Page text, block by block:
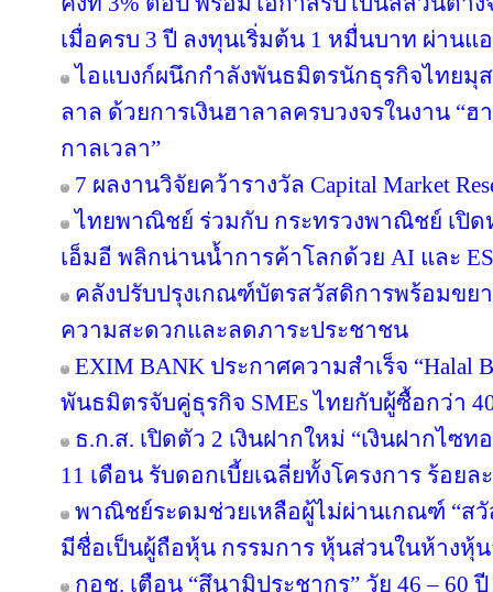
เมื่อครบ 3 ปี ลงทุนเริ่มต้น 1 หมื่นบาท ผ่านแ
ไอแบงก์ผนึกกำลังพันธมิตรนักธุรกิจไทยมุ
ลาล ด้วยการเงินฮาลาลครบวงจรในงาน “
กาลเวลา”
7 ผลงานวิจัยคว้ารางวัล Capital Market
ไทยพาณิชย์ ร่วมกับ กระทรวงพาณิชย์ เปิด
เอ็มอี พลิกน่านน้ำการค้าโลกด้วย AI และ
คลังปรับปรุงเกณฑ์บัตรสวัสดิการพร้อมขย
ความสะดวกและลดภาระประชาชน
EXIM BANK ประกาศความสำเร็จ “Halal
พันธมิตรจับคู่ธุรกิจ SMEs ไทยกับผู้ซื้อกว่า
ธ.ก.ส. เปิดตัว 2 เงินฝากใหม่ “เงินฝากไซท
11 เดือน รับดอกเบี้ยเฉลี่ยทั้งโครงการ ร้อยล
พาณิชย์ระดมช่วยเหลือผู้ไม่ผ่านเกณฑ์ “ส
มีชื่อเป็นผู้ถือหุ้น กรรมการ หุ้นส่วนในห้างหุ้
กอช. เตือน “สึนามิประชากร” วัย 46 – 60